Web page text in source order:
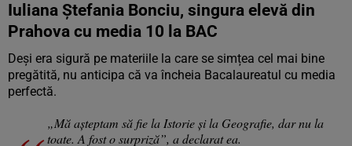
Iuliana Ștefania Bonciu, singura elevă din
Prahova cu media 10 la BAC
Deși era sigură pe materiile la care se simțea cel mai bine
pregătită, nu anticipa că va încheia Bacalaureatul cu media
perfectă.
„Mă aşteptam să fie la Istorie şi la Geografie, dar nu la
toate. A fost o surpriză”, a declarat ea.